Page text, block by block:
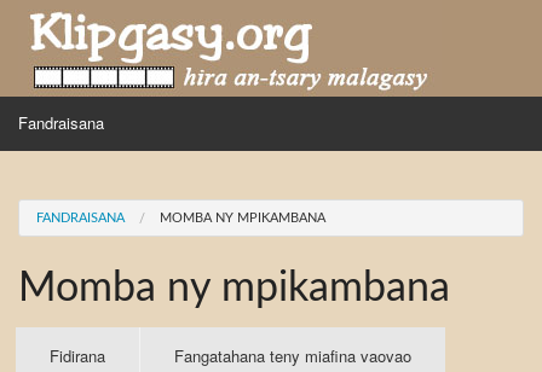
Skip to main content
MENU
Fandraisana
Hira nampidiriko
Hira tiako
Fidirana
You are here
FANDRAISANA MOMBA NY MPIKAMBANA
Momba ny mpikambana
Primary tabs
Fidirana Fangatahana teny miafina vaovao